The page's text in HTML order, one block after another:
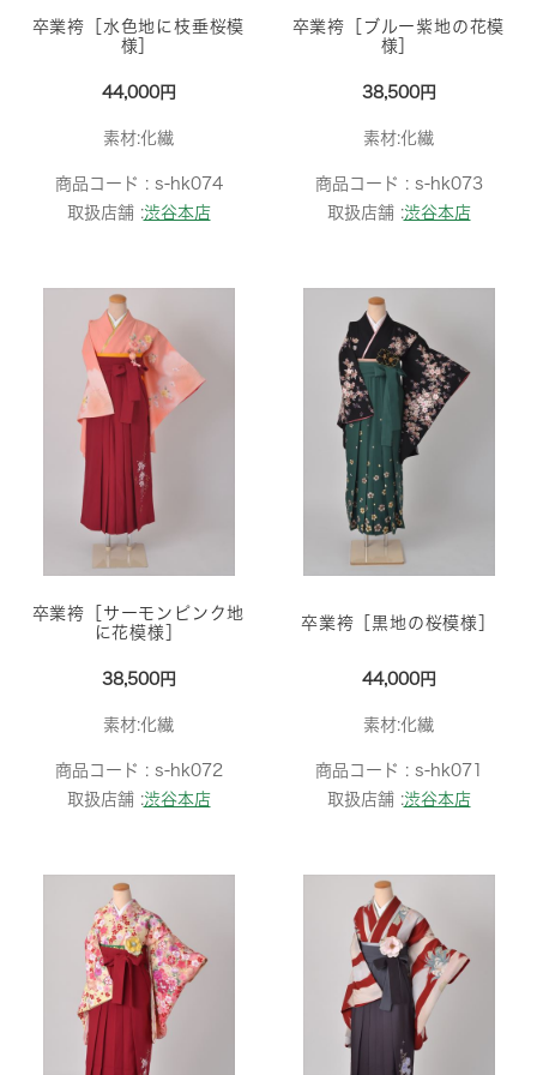
卒業袴［水色地に枝垂桜模
様］
44,000円
素材:化繊
商品コード : s-hk074
取扱店舗 :渋谷本店
卒業袴［ブルー紫地の花模
様］
38,500円
素材:化繊
商品コード : s-hk073
取扱店舗 :渋谷本店
卒業袴［サーモンピンク地
に花模様］
38,500円
素材:化繊
商品コード : s-hk072
取扱店舗 :渋谷本店
卒業袴［黒地の桜模様］
44,000円
素材:化繊
商品コード : s-hk071
取扱店舗 :渋谷本店